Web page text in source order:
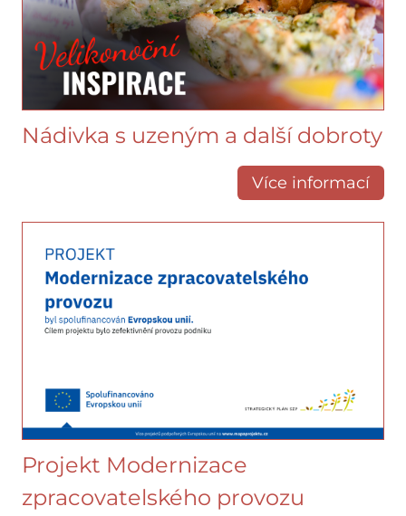
Nádivka s uzeným a další dobroty
Více informací
Projekt Modernizace
zpracovatelského provozu